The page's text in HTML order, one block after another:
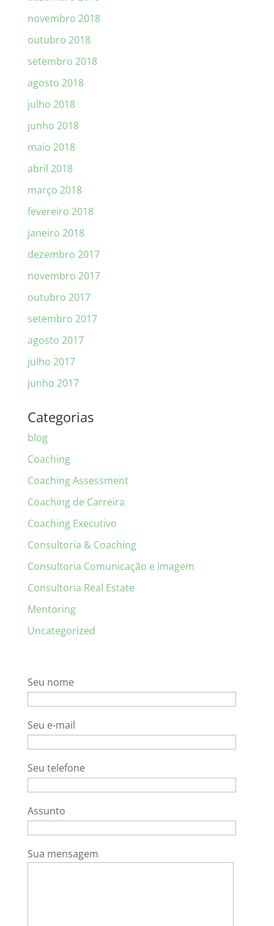
novembro 2018
outubro 2018
setembro 2018
agosto 2018
julho 2018
junho 2018
maio 2018
abril 2018
março 2018
fevereiro 2018
janeiro 2018
dezembro 2017
novembro 2017
outubro 2017
setembro 2017
agosto 2017
julho 2017
junho 2017
Categorias
blog
Coaching
Coaching Assessment
Coaching de Carreira
Coaching Executivo
Consultoria & Coaching
Consultoria Comunicação e Imagem
Consultoria Real Estate
Mentoring
Uncategorized
Seu nome
Seu e-mail
Seu telefone
Assunto
Sua mensagem